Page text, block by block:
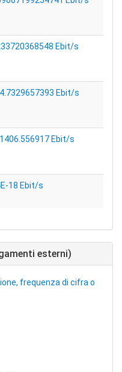
Ebit/s
Ebit/s
Ebit/s
18 Ebit/s
esterni)
frequenza di cifra o